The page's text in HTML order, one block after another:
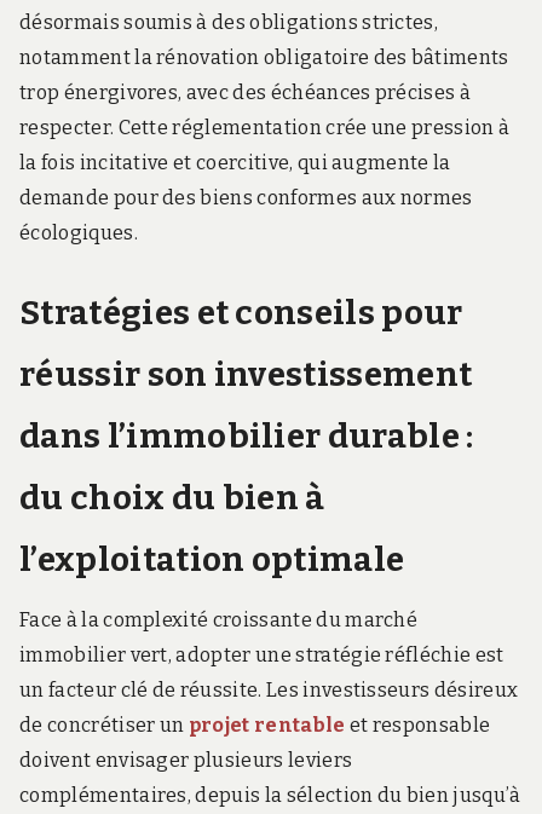
désormais soumis à des obligations strictes,
notamment la rénovation obligatoire des bâtiments
trop énergivores, avec des échéances précises à
respecter. Cette réglementation crée une pression à
la fois incitative et coercitive, qui augmente la
demande pour des biens conformes aux normes
écologiques.
Stratégies et conseils pour
réussir son investissement
dans l’immobilier durable :
du choix du bien à
l’exploitation optimale
Face à la complexité croissante du marché
immobilier vert, adopter une stratégie réfléchie est
un facteur clé de réussite. Les investisseurs désireux
de concrétiser un projet rentable et responsable
doivent envisager plusieurs leviers
complémentaires, depuis la sélection du bien jusqu’à